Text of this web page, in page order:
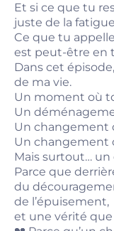
Et si ce que tu
juste de la
Ce que tu
est peut-être en
Dans cet
de ma vie.
Un moment où
Un
Un changement
Un changement
Mais surtout…
Parce que
du
de l’épuisement,
et une vérité que